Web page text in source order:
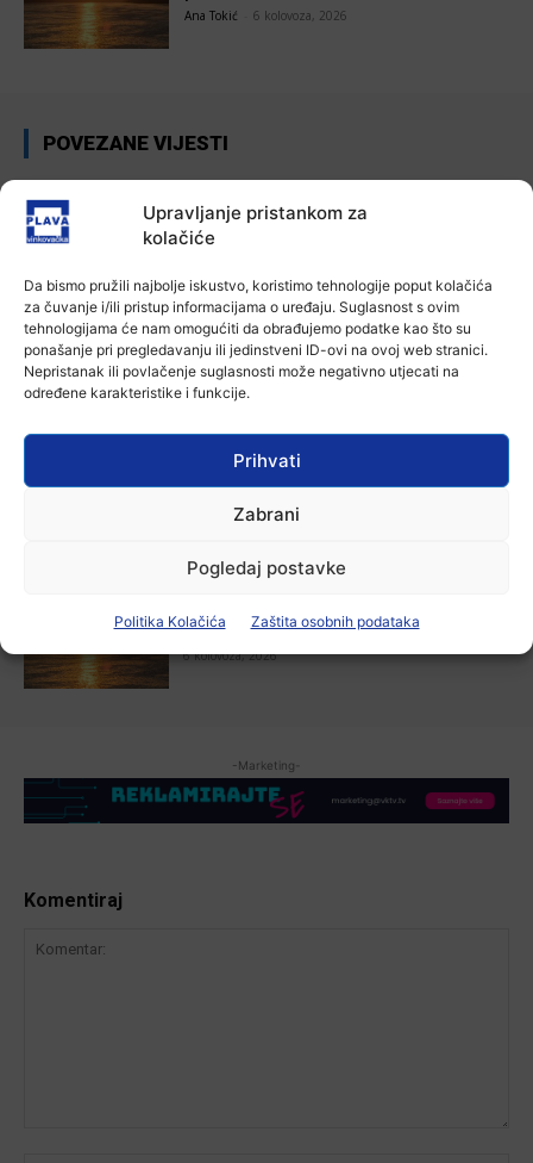
Upravljanje pristankom za
kolačiće
Da bismo pružili najbolje iskustvo, koristimo tehnologije poput kolačića
za čuvanje i/ili pristup informacijama o uređaju. Suglasnost s ovim
tehnologijama će nam omogućiti da obrađujemo podatke kao što su
ponašanje pri pregledavanju ili jedinstveni ID-ovi na ovoj web stranici.
Nepristanak ili povlačenje suglasnosti može negativno utjecati na
određene karakteristike i funkcije.
Prihvati
Zabrani
Pogledaj postavke
Politika Kolačića Zaštita osobnih podataka
Ana Tokić 6 kolovoza, 2026
POVEZANE VIJESTI
Autoklub Vinkovci u rujnu će obilježiti
stotu godišnjicu djelovanja
Aktualno
Za dva tjedna započinje još jedna
Divlja liga
7 kolovoza, 2026
Aktualno
Zbog niskog vodostaja otežana
plovidba na Dunavu
6 kolovoza, 2026
-Marketing-
Komentiraj